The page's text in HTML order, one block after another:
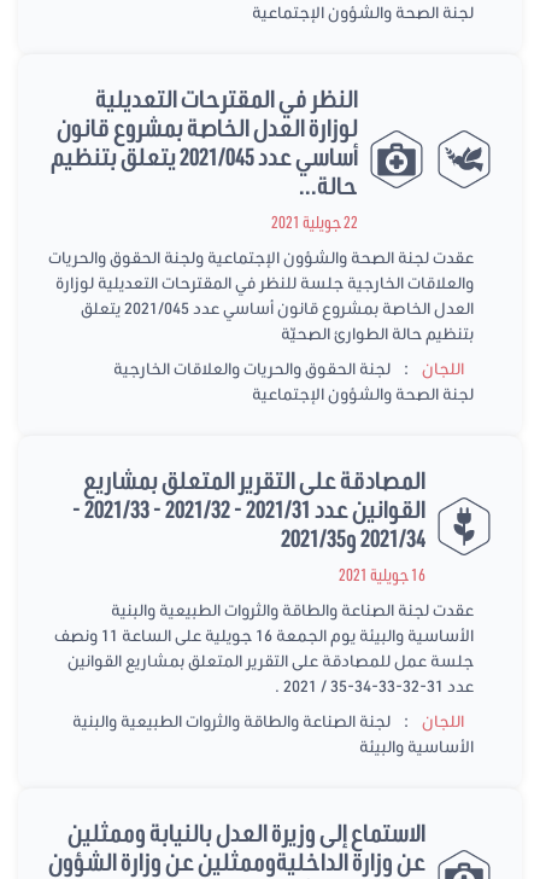
لجنة الصحة والشؤون الإجتماعية
النظر في المقترحات التعديلية
لوزارة العدل الخاصة بمشروع قانون
أساسي عدد 2021/045 يتعلق بتنظيم
حالة...
22 جويلية 2021
عقدت لجنة الصحة والشؤون الإجتماعية ولجنة الحقوق والحريات
والعلاقات الخارجية جلسة للنظر في المقترحات التعديلية لوزارة
العدل الخاصة بمشروع قانون أساسي عدد 2021/045 يتعلق
بتنظيم حالة الطوارئ الصحيّة
اللجان
:
لجنة الحقوق والحريات والعلاقات الخارجية
لجنة الصحة والشؤون الإجتماعية
المصادقة على التقرير المتعلق بمشاريع
القوانين عدد 2021/31 - 2021/32 - 2021/33 -
2021/34 و2021/35
16 جويلية 2021
عقدت لجنة الصناعة والطاقة والثروات الطبيعية والبنية
الأساسية والبيئة يوم الجمعة 16 جويلية على الساعة 11 ونصف
جلسة عمل للمصادقة على التقرير المتعلق بمشاريع القوانين
عدد 31-32-33-34-35 / 2021 .
اللجان
:
لجنة الصناعة والطاقة والثروات الطبيعية والبنية
الأساسية والبيئة
الاستماع إلى وزيرة العدل بالنيابة وممثلين
عن وزارة الداخليةوممثلين عن وزارة الشؤون